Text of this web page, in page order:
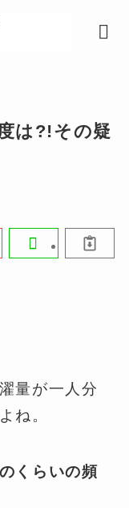
は?!その疑
量が一人分
ね。
くらいの頻